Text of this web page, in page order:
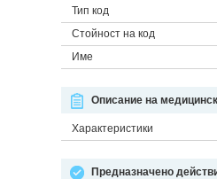
Тип код
Стойност на код
Име
Описание на
Характеристики
Предназначено